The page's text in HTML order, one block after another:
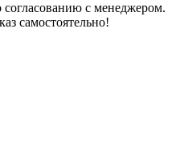
согласованию с менеджером.
самостоятельно!